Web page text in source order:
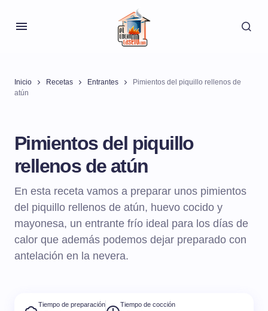
Inicio Recetas Entrantes
Pimientos del piquillo rellenos de
atún
Pimientos del piquillo
rellenos de atún
En esta receta vamos a preparar unos pimientos
del piquillo rellenos de atún, huevo cocido y
mayonesa, un entrante frío ideal para los días de
calor que además podemos dejar preparado con
antelación en la nevera.
Tiempo de preparación Tiempo de cocción